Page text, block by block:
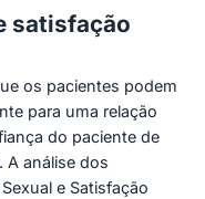
satisfação
os pacientes podem
para uma relação
do paciente de
A análise dos
e Satisfação